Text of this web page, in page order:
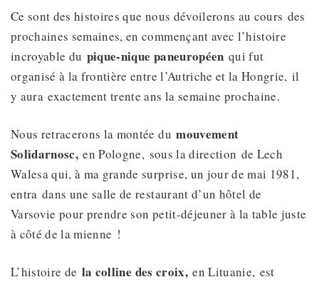
Ce sont des histoires que nous dévoilerons au cours des
prochaines semaines, en commençant avec l’histoire
incroyable du pique-nique paneuropéen qui fut
organisé à la frontière entre l’Autriche et la Hongrie, il
y aura exactement trente ans la semaine prochaine.
Nous retracerons la montée dumouvement
Solidarnosc, en Pologne, sous la direction de Lech
Walesa qui, à ma grande surprise, un jour de mai 1981,
entra dans une salle de restaurant d’un hôtel de
Varsovie pour prendre son petit-déjeuner à la table juste
à côté de la mienne !
L’histoire de la colline des croix,en Lituanie, est